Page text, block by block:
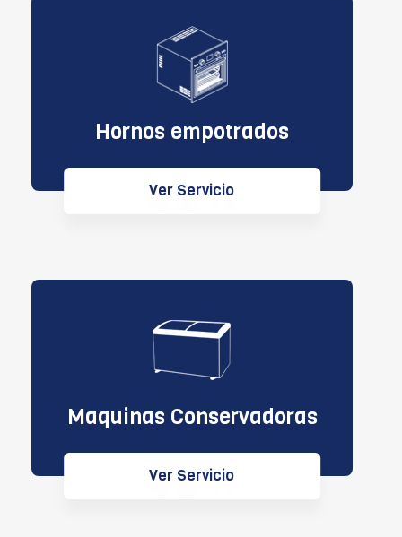
Hornos empotrados
Ver Servicio
Maquinas Conservadoras
Ver Servicio